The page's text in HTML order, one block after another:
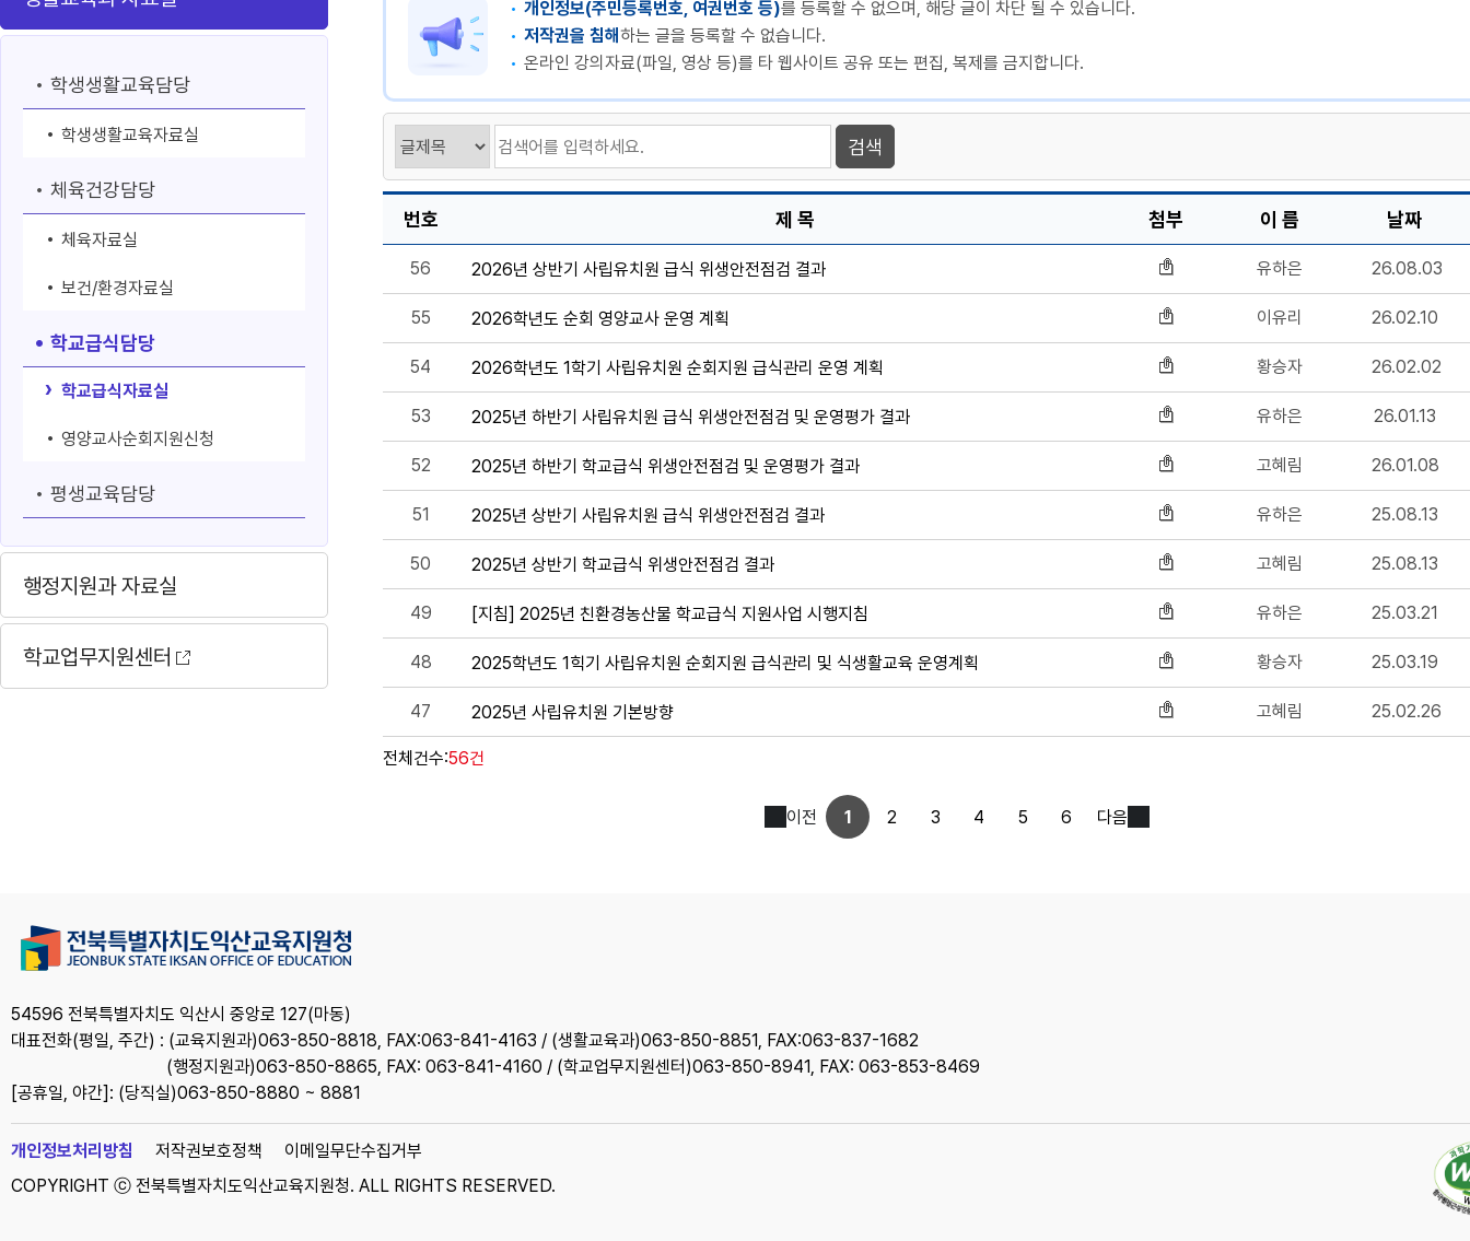
학생생활교육담당
학생생활교육자료실
체육건강담당
체육자료실
보건/환경자료실
학교급식담당
학교급식자료실
영양교사순회지원신청
평생교육담당
행정지원과 자료실
학교업무지원센터
개인정보(주민등록번호, 여권번호 등)를 등록할 수 없으며, 해당 글이 차단 될 수 있습니다.
저작권을 침해하는 글을 등록할 수 없습니다.
온라인 강의자료(파일, 영상 등)를 타 웹사이트 공유 또는 편집, 복제를 금지합니다.
번호 제 목 첨부 이 름 날짜
56 2026년 상반기 사립유치원 급식 위생안전점검 결과 유하은 26.08.03
55 2026학년도 순회 영양교사 운영 계획 이유리 26.02.10
54 2026학년도 1학기 사립유치원 순회지원 급식관리 운영 계획 황승자 26.02.02
53 2025년 하반기 사립유치원 급식 위생안전점검 및 운영평가 결과 유하은 26.01.13
52 2025년 하반기 학교급식 위생안전점검 및 운영평가 결과 고혜림 26.01.08
51 2025년 상반기 사립유치원 급식 위생안전점검 결과 유하은 25.08.13
50 2025년 상반기 학교급식 위생안전점검 결과 고혜림 25.08.13
49 [지침] 2025년 친환경농산물 학교급식 지원사업 시행지침 유하은 25.03.21
48 2025학년도 1힉기 사립유치원 순회지원 급식관리 및 식생활교육 운영계획 황승자 25.03.19
47 2025년 사립유치원 기본방향 고혜림 25.02.26
전체건수:56건
이전 1 2 3 4 5 6 다음
54596 전북특별자치도 익산시 중앙로 127(마동)
대표전화(평일, 주간) : (교육지원과)063-850-8818, FAX:063-841-4163 / (생활교육과)063-850-8851, FAX:063-837-1682
(행정지원과)063-850-8865, FAX: 063-841-4160 / (학교업무지원센터)063-850-8941, FAX: 063-853-8469
[공휴일, 야간]: (당직실)063-850-8880 ~ 8881
개인정보처리방침 저작권보호정책
이메일무단수집거부
COPYRIGHT ⓒ 전북특별자치도익산교육지원청. ALL RIGHTS RESERVED.